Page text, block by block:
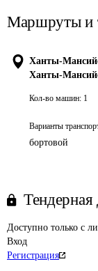
Маршруты и
Ханты-
Ханты-
Кол-во машин: 1
Варианты
бортовой
Тендерная
Доступно только с
Вход
Регистрация